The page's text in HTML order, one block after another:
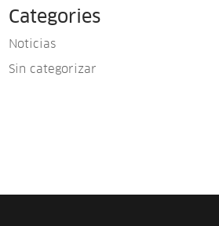
Categories
Noticias
Sin categorizar